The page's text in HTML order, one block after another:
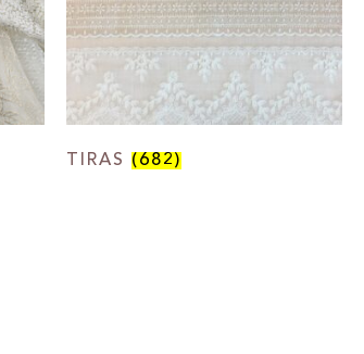
TIRAS (682)